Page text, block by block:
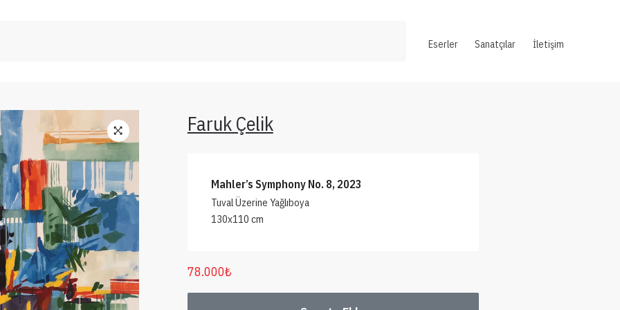
Eserler Sanatçılar İletişim
Faruk Çelik
Mahler’s Symphony No. 8, 2023
Tuval Üzerine Yağlıboya
130x110 cm
78.000₺